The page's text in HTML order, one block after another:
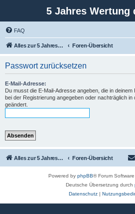
5 Jahres Wertung
FAQ
Alles zur 5 Jahreswertung / Tabelle der UEFA mit vielen Statistiken. Foren-Übersicht
Passwort zurücksetzen
E-Mail-Adresse:
Du musst die E-Mail-Adresse angeben, die in
bei der Registrierung angegeben oder nachträglich in
geändert.
Alles zur 5 Jahreswertung / Tabelle der UEFA mit vielen Statistiken. Foren-Übersicht
Powered by phpBB® Forum
Deutsche Übersetzung durch
Datenschutz|